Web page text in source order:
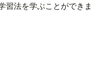
習法を学ぶことができま